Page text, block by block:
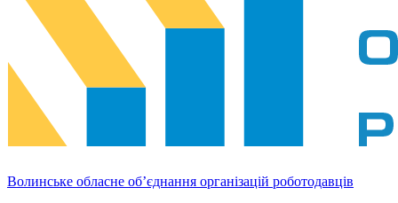
Волинське обласне об’єднання організацій роботодавців